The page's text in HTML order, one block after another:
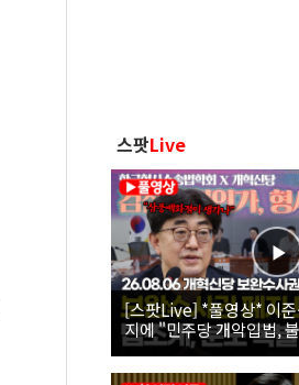
스팟Live
[스팟Live] *풀영상* 이
지에 "민주당 개악입법,
26.08.06 개혁신당 보완수